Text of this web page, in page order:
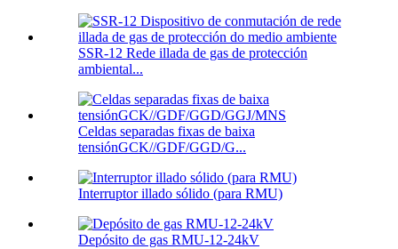
SSR-12 Rede illada de gas de protección
ambiental...
Celdas separadas fixas de baixa
tensiónGCK//GDF/GGD/G...
Interruptor illado sólido (para RMU)
Depósito de gas RMU-12-24kV